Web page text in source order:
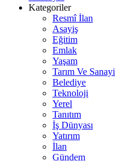
Kategoriler
Resmî İlan
Asayiş
Eğitim
Emlak
Yaşam
Tarım Ve Sanayi
Belediye
Teknoloji
Yerel
Tanıtım
İş Dünyası
Yatırım
İlan
Gündem